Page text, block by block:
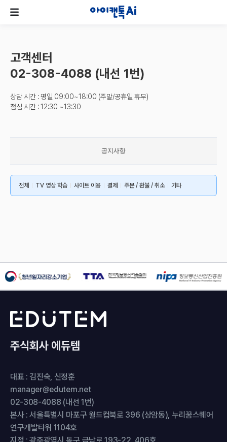
고객센터
02-308-4088 (내선 1번)
상담 시간 : 평일 09:00~18:00 (주말/공휴일 휴무)
점심 시간 : 12:30 ~13:30
공지사항
전체 TV 영상 학습 사이트 이용 결제 주문 / 환불 / 취소 기타
주식회사 에듀템
대표 : 김진숙, 신정훈
manager@edutem.net
02-308-4088 (내선 1번)
본사 : 서울특별시 마포구 월드컵북로 396 (상암동), 누리꿈스퀘어
연구개발타워 1104호